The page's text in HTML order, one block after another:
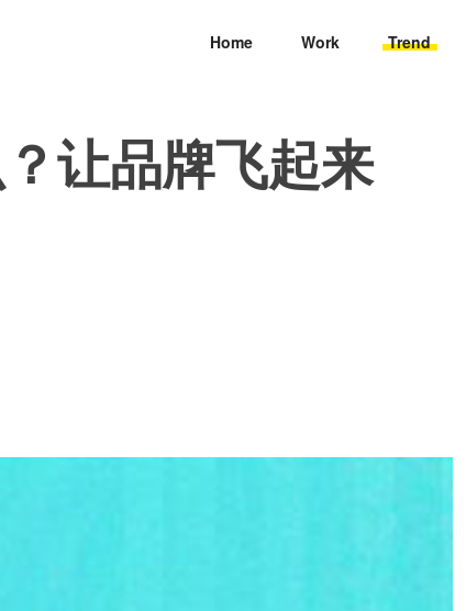
Home Work Trend
让品牌飞起来